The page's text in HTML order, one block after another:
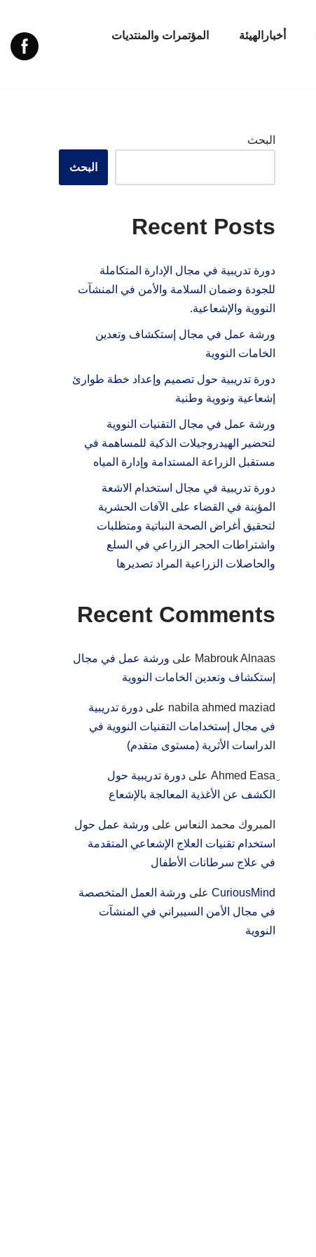
أخبارالهيئة
المؤتمرات والمنتديات
البحث
البحث
Recent Posts
دورة تدريبية في مجال الإدارة المتكاملة
للجودة وضمان السلامة والأمن في المنشآت
النووية والإشعاعية.
ورشة عمل في مجال إستكشاف وتعدين
الخامات النووية
دورة تدريبية حول تصميم وإعداد خطة طوارئ
إشعاعية ونووية وطنية
ورشة عمل في مجال التقنيات النووية
لتحضير الهيدروجيلات الذكية للمساهمة في
مستقبل الزراعة المستدامة وإدارة المياه
دورة تدريبية في مجال استخدام الاشعة
المؤينة في القضاء على الآفات الحشرية
لتحقيق أغراض الصحة النباتية ومتطلبات
واشتراطات الحجر الزراعي في السلع
والحاصلات الزراعية المراد تصديرها
Recent Comments
Mabrouk Alnaas على ورشة عمل في مجال
إستكشاف وتعدين الخامات النووية
nabila ahmed maziad على دورة تدريبية
في مجال إستخدامات التقنيات النووية في
الدراسات الأثرية (مستوى متقدم)
على دورة تدريبية حول
الكشف عن الأغذية المعالجة بالإشعاع
المبروك محمد النعاس على ورشة عمل حول
استخدام تقنيات العلاج الإشعاعي المتقدمة
في علاج سرطانات الأطفال
CuriousMind على ورشة العمل المتخصصة
في مجال الأمن السيبراني في المنشآت
النووية